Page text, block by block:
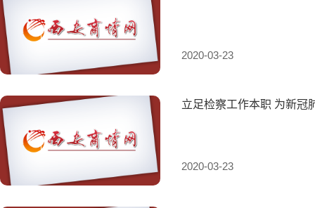
2020-03-23
立足检察工作本职 为新冠
2020-03-23